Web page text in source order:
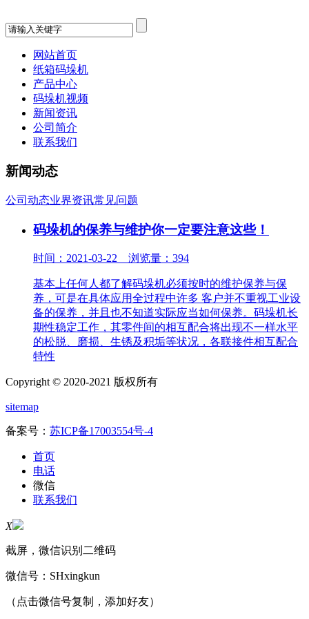
网站首页
纸箱码垛机
产品中心
码垛机视频
新闻资讯
公司简介
联系我们
新闻动态
公司动态业界资讯常见问题
码垛机的保养与维护你一定要注意这些！
时间：2021-03-22 浏览量：394
基本上任何人都了解码垛机必须按时的维护保养与保
养，可是在具体应用全过程中许多 客户并不重视工业设
备的保养，并且也不知道实际应当如何保养。码垛机长
期性稳定工作，其零件间的相互配合将出现不一样水平
的松脱、磨损、生锈及积垢等状况，各联接件相互配合
特性
Copyright © 2020-2021 版权所有
sitemap
备案号： 苏ICP备17003554号-4
首页
电话
微信
联系我们
X
截屏，微信识别二维码
微信号： SHxingkun
（点击微信号复制，添加好友）